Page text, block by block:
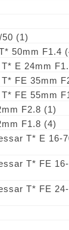
(1)
50mm F1.4
E 24mm
FE 35mm
FE 55mm
F2.8 (1)
F1.8 (4)
T* E 16-
T* FE
T* FE